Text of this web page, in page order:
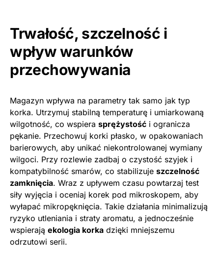
Trwałość, szczelność i
wpływ warunków
przechowywania
Magazyn wpływa na parametry tak samo jak typ
korka. Utrzymuj stabilną temperaturę i umiarkowaną
wilgotność, co wspiera sprężystość i ogranicza
pękanie. Przechowuj korki płasko, w opakowaniach
barierowych, aby unikać niekontrolowanej wymiany
wilgoci. Przy rozlewie zadbaj o czystość szyjek i
kompatybilność smarów, co stabilizuje szczelność
zamknięcia. Wraz z upływem czasu powtarzaj test
siły wyjęcia i oceniaj korek pod mikroskopem, aby
wyłapać mikropęknięcia. Takie działania minimalizują
ryzyko utleniania i straty aromatu, a jednocześnie
wspierają ekologia korka dzięki mniejszemu
odrzutowi serii.